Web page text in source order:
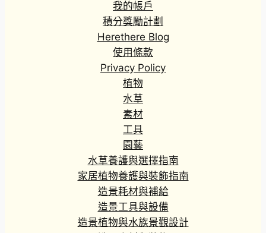
我的帳戶
積分獎勵計劃
Herethere Blog
使用條款
Privacy Policy
植物
水草
素材
工具
園藝
水草養護與選擇指南
家居植物養護與裝飾指南
造景耗材與補給
造景工具與設備
造景植物與水族景觀設計